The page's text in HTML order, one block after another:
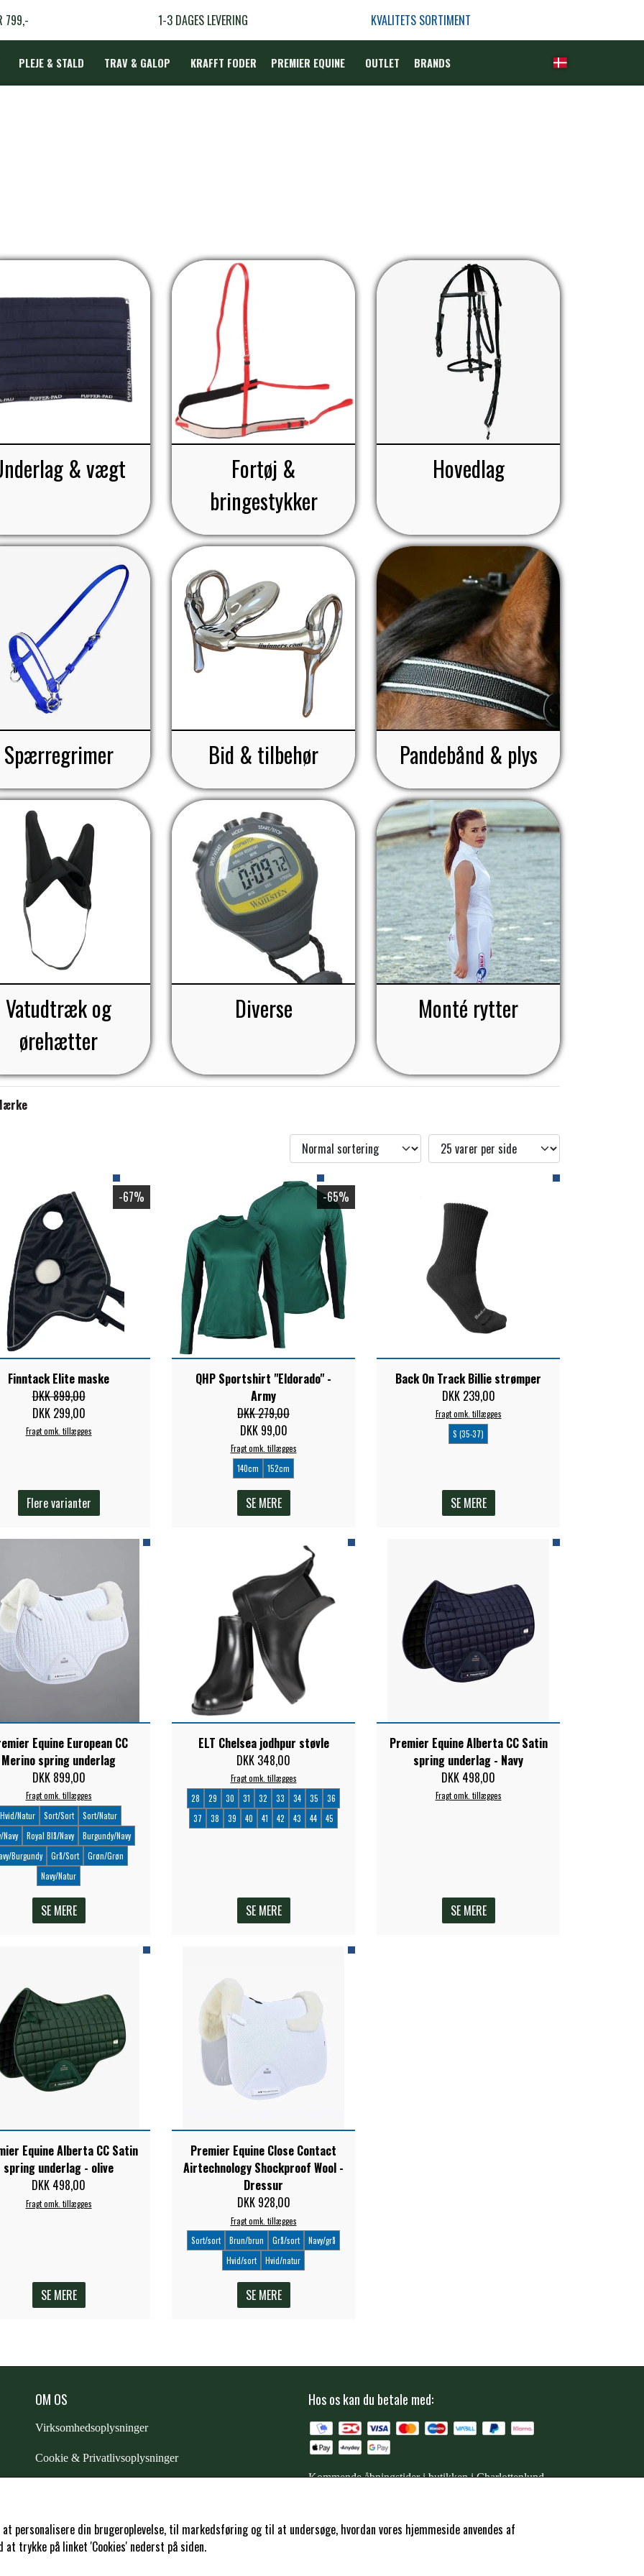
799,- 1-3 DAGES LEVERING KVALITETS SORTIMENT
PLEJE & STALD TRAV & GALOP KRAFFT FODER PREMIER EQUINE OUTLET BRANDS
& vægt
Fortøj &
bringestykker
Hovedlag
Spærregrimer Bid & tilbehør Pandebånd & plys
Vatudtræk og
ørehætter
Diverse Monté rytter
-67%
Finntack Elite maske
DKK 899,00
DKK 299,00
Fragt omk. tillægges
Flere varianter
-65%
QHP Sportshirt "Eldorado" -
Army
DKK 279,00
DKK 99,00
Fragt omk. tillægges
140cm
152cm
SE MERE
Back On Track Billie strømper
DKK 239,00
Fragt omk. tillægges
S (35-37)
SE MERE
Equine European CC
Merino spring underlag
DKK 899,00
Fragt omk. tillægges
Hvid/Natur
Sort/Sort
Sort/Natur
Navy
Royal Blå/Navy
Burgundy/Navy
Burgundy
Grå/Sort
Grøn/Grøn
Navy/Natur
SE MERE
ELT Chelsea jodhpur støvle
DKK 348,00
Fragt omk. tillægges
28
29 30 31 32 33 34 35
36
37
38 39 40 41 42 43 44 45
SE MERE
Premier Equine Alberta CC Satin
spring underlag - Navy
DKK 498,00
Fragt omk. tillægges
SE MERE
Equine Alberta CC Satin
spring underlag - olive
DKK 498,00
Fragt omk. tillægges
SE MERE
Premier Equine Close Contact
Airtechnology Shockproof Wool -
Dressur
DKK 928,00
Fragt omk. tillægges
Sort/sort
Brun/brun Grå/sort
Navy/grå
Hvid/sort
Hvid/natur
SE MERE
OM OS
Virksomhedsoplysninger
Cookie & Privatlivsoplysninger
Samarbejde -affiliates
Hos os kan du betale med:
Kommende åbningstider i butikken i Charlottenlund
personalisere din brugeroplevelse, til markedsføring og til at undersøge, hvordan vores hjemmeside anvendes af
trykke på linket 'Cookies' nederst på siden.